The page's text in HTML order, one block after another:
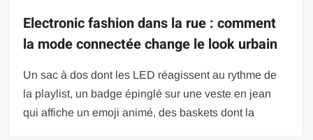
Electronic fashion dans la rue : comment
la mode connectée change le look urbain
Un sac à dos dont les LED réagissent au rythme de
la playlist, un badge épinglé sur une veste en jean
qui affiche un emoji animé, des baskets dont la